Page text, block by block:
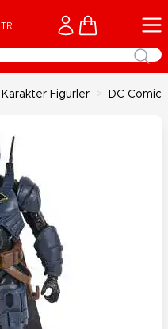
TR Cart
Karakter Figürler > DC